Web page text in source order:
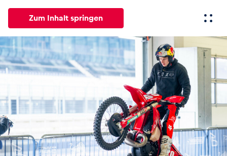
Zum Inhalt springen
Alle News Events Erlebnisse Seiten
News
Alle anzeigen